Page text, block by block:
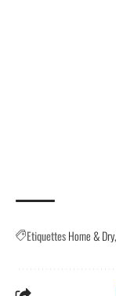
EtiquettesHome & Dry